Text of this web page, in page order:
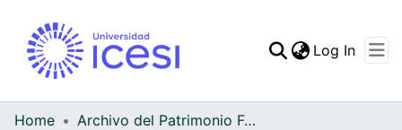
Log In
Home
Archivo del Patrimonio Fotográfico y Fílmico del Valle del Cauca